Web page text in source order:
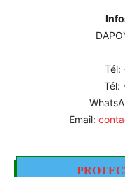
Tél:
Tél:
Email: